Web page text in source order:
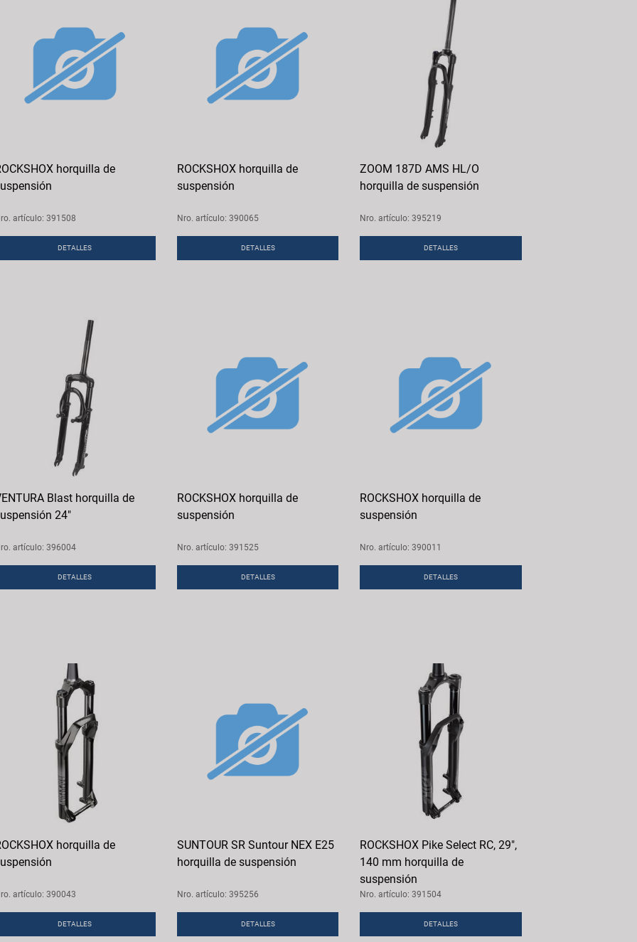
horquilla de
artículo: 391508
DETALLES
ROCKSHOX horquilla de
suspensión
Nro. artículo: 390065
DETALLES
ZOOM 187D AMS HL/O
horquilla de suspensión
Nro. artículo: 395219
DETALLES
Blast horquilla de
24"
artículo: 396004
DETALLES
ROCKSHOX horquilla de
suspensión
Nro. artículo: 391525
DETALLES
ROCKSHOX horquilla de
suspensión
Nro. artículo: 390011
DETALLES
horquilla de
artículo: 390043
DETALLES
SUNTOUR SR Suntour NEX E25
horquilla de suspensión
Nro. artículo: 395256
DETALLES
ROCKSHOX Pike Select RC, 29",
140 mm horquilla de
suspensión
Nro. artículo: 391504
DETALLES